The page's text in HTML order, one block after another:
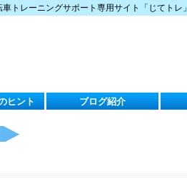
車トレーニングサポート専用サイト「じてトレ」
ヒント ブログ紹介